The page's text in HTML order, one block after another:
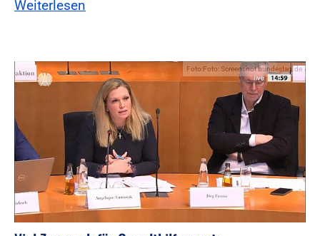
Weiterlesen
Foto:Foto: Screenshot bundestag.de